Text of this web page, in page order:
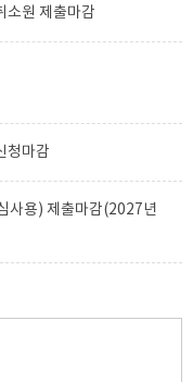
소원 제출마감
청마감
사용) 제출마감(2027년